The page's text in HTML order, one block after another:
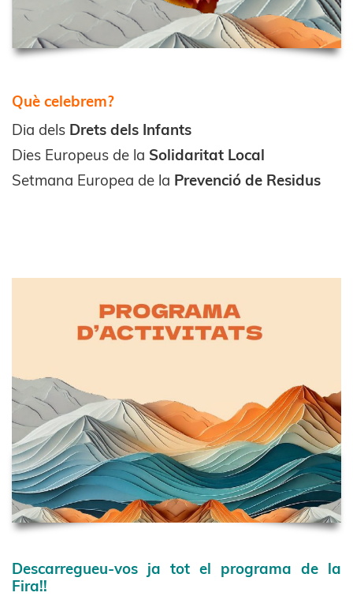
Què celebrem?
Dia dels Drets dels Infants
Dies Europeus de la Solidaritat Local
Setmana Europea de la Prevenció de Residus
Descarregueu-vos ja tot el programa de la
Fira!!